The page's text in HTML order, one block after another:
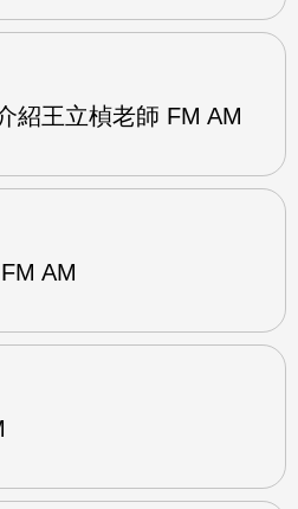
紹王立楨老師 FM AM
AM